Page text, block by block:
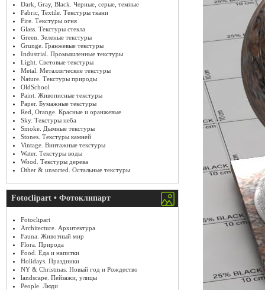
Dark, Gray, Black. Черные, серые, темные
Fabric, Textile. Текстуры ткани
Fire. Текстуры огня
Glass. Текстуры стекла
Green. Зеленые текстуры
Grunge. Гранжевые текстуры
Industrial. Промышленные текстуры
Light. Световые текстуры
Metal. Металлические текстуры
Nature. Текстуры природы
OldSchool
Paint. Живописные текстуры
Paper. Бумажные текстуры
Red, Orange. Красные и оранжевые
Sky. Текстуры неба
Smoke. Дымные текстуры
Stones. Текстуры камней
Vintage. Винтажные текстуры
Water. Текстуры воды
Wood. Текстуры дерева
Other & unsorted. Остальные текстуры
Fotoclipart • Фотоклипарт
Fotoclipart
Architecture. Архитектура
Fauna. Животный мир
Flora. Природа
Food. Еда и напитки
Holidays. Праздники
NY & Christmas. Новый год и Рождество
landscape. Пейзажи, улицы
People. Люди